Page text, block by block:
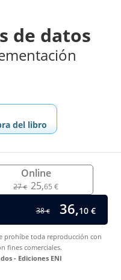
de datos
del libro
Online
27€ 25,65 €
38€ 36,10 €
prohíbe toda reproducción con
fines comerciales.
- Ediciones ENI